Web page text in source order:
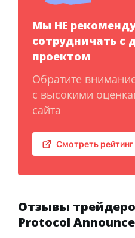
Мы НЕ
сотрудничать с
проектом
Обратите
с высокими
сайта
Смотреть рейтинг
Отзывы
Protocol